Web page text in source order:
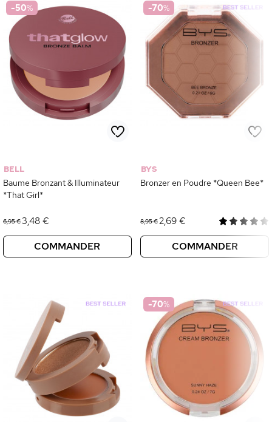
-50%
BELL
Baume Bronzant & Illuminateur
*That Girl*
6,95 €3,48 €
COMMANDER
-70%
BYS
Bronzer en Poudre *Queen Bee*
8,95 €2,69 €
COMMANDER
-70%